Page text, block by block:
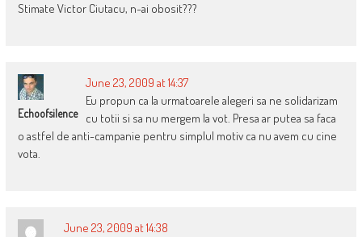
Stimate Victor Ciutacu, n-ai obosit???
Echoofsilence
June 23, 2009 at 14:37
Eu propun ca la urmatoarele alegeri sa ne solidarizam
cu totii si sa nu mergem la vot. Presa ar putea sa faca
o astfel de anti-campanie pentru simplul motiv ca nu avem cu cine
vota.
June 23, 2009 at 14:38